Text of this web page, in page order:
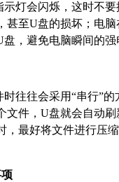
示灯会闪烁，这时不
甚至U盘的损坏；电
，避免电脑瞬间的强
往往会采用“串行”
文件，U盘就会自动
，最好将文件进行压